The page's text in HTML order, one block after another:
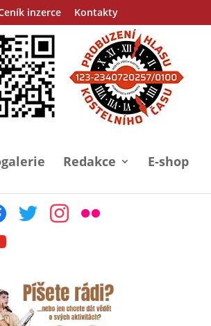
inzerce Kontakty
Redakce E-shop
twitter instagram
flickr